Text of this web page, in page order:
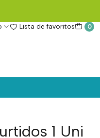
Lista de favoritos 0
1 Uni